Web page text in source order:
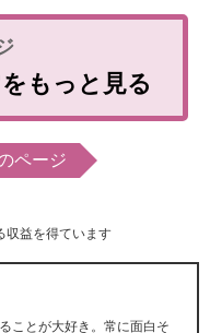
もっと見る
ページ
収益を得ています
ことが大好き。常に面白そ